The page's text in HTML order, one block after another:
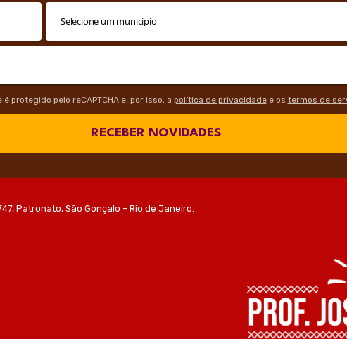
é protegido pelo reCAPTCHA e, por isso, a política de privacidadee os termos de
RECEBER NOVIDADES
Patronato, São Gonçalo – Rio de Janeiro.